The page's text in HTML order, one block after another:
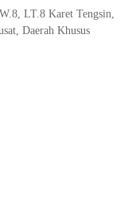
LT.8 Karet Tengsin,
Daerah Khusus